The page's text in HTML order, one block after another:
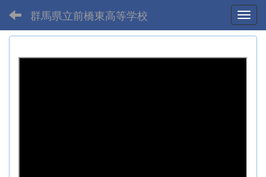
群馬県立前橋東高等学校